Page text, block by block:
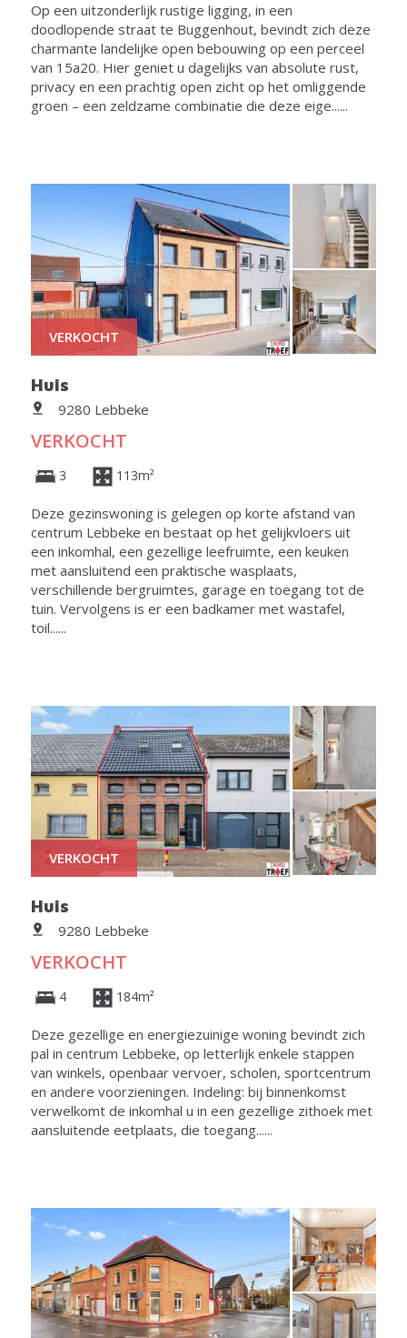
Op een uitzonderlijk rustige ligging, in een
doodlopende straat te Buggenhout, bevindt zich deze
charmante landelijke open bebouwing op een perceel
van 15a20. Hier geniet u dagelijks van absolute rust,
privacy en een prachtig open zicht op het omliggende
groen – een zeldzame combinatie die deze eige......
VERKOCHT
Huis
9280 Lebbeke
VERKOCHT
3 113m²
Deze gezinswoning is gelegen op korte afstand van
centrum Lebbeke en bestaat op het gelijkvloers uit
een inkomhal, een gezellige leefruimte, een keuken
met aansluitend een praktische wasplaats,
verschillende bergruimtes, garage en toegang tot de
tuin. Vervolgens is er een badkamer met wastafel,
toil......
VERKOCHT
Huis
9280 Lebbeke
VERKOCHT
4 184m²
Deze gezellige en energiezuinige woning bevindt zich
pal in centrum Lebbeke, op letterlijk enkele stappen
van winkels, openbaar vervoer, scholen, sportcentrum
en andere voorzieningen. Indeling: bij binnenkomst
verwelkomt de inkomhal u in een gezellige zithoek met
aansluitende eetplaats, die toegang......